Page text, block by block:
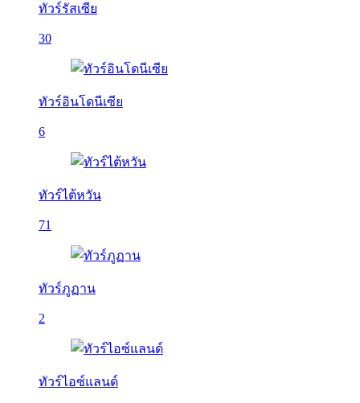
ทัวร์รัสเซีย
30
ทัวร์อินโดนีเซีย
6
ทัวร์ไต้หวัน
71
ทัวร์ภูฏาน
2
ทัวร์ไอซ์แลนด์